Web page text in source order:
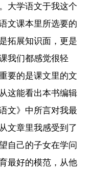
大学语文于我这个
文课本里所选要的
拓展知识面，更是
我们都感觉很轻
要的是课文里的文
这能看出本书编辑
文》中所言对我最
文章里我感受到了
自己的子女在学问
最好的模范，从他